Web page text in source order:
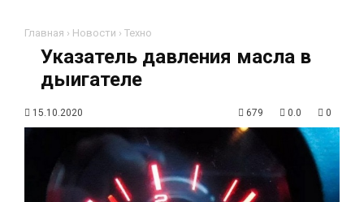
Главная › Новости › Техно
Указатель давления масла в
дыигателе
15.10.2020 679 0.0 0